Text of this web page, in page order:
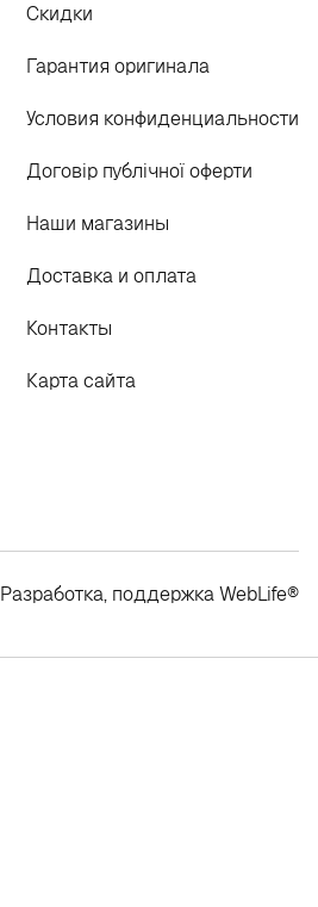
Скидки
Гарантия оригинала
Условия конфиденциальности
Договір публічної оферти
Наши магазины
Доставка и оплата
Контакты
Карта сайта
Разработка, поддержкаWebLife®